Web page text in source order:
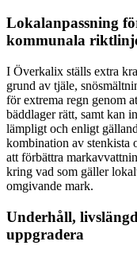
Lokalanpassning
kommunala
I Överkalix ställs extra
grund av tjäle,
för extrema regn genom
bäddlager rätt, samt kan
lämpligt och enligt
kombination av stenkista
att förbättra
kring vad som gäller
omgivande mark.
Underhåll,
uppgradera